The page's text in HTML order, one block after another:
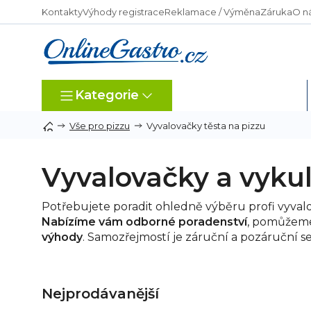
na
KontaktyVýhody registraceReklamace / VýměnaZárukaO
Kategorie
Vše pro pizzu Vyvalovačky těsta na pizzu
Vyvalovačky a
Potřebujete poradit ohledně výběru profi
Nabízíme vám odborné poradenství,
výhody. Samozřejmostí je záruční a pozáruční
Nejprodávanější